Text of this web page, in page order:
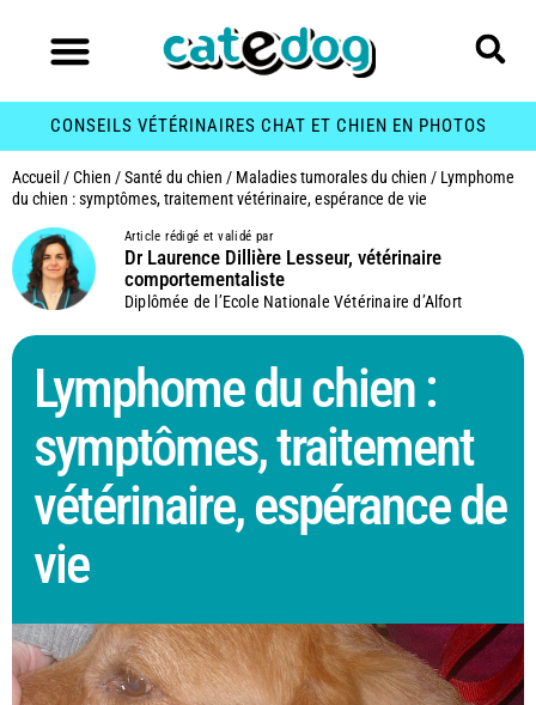
CONSEILS VÉTÉRINAIRES CHAT ET CHIEN EN PHOTOS
Accueil /Chien /Santé du chien / Maladies tumorales du chien / Lymphome
du chien : symptômes, traitement vétérinaire, espérance de vie
Article rédigé et validé par
Dr Laurence Dillière Lesseur, vétérinaire
comportementaliste
Diplômée de l’Ecole Nationale Vétérinaire d’Alfort
Lymphome du chien :
symptômes, traitement
vétérinaire, espérance de
vie